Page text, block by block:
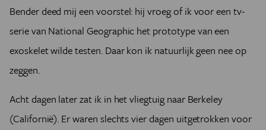
Bender deed mij een voorstel: hij vroeg of ik voor een tv-
serie van National Geographic het prototype van een
exoskelet wilde testen. Daar kon ik natuurlijk geen nee op
zeggen.
Acht dagen later zat ik in het vliegtuig naar Berkeley
(Californië). Er waren slechts vier dagen uitgetrokken voor